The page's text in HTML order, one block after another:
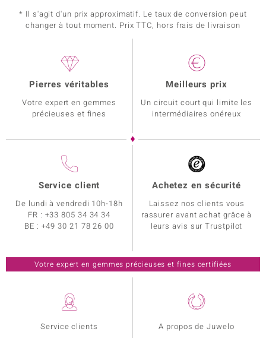
* Il s'agit d'un prix approximatif. Le taux de conversion peut
changer à tout moment. Prix TTC, hors frais de livraison
Service clients
A propos de Juwelo
Pierres véritables
Votre expert en gemmes
précieuses et fines
Meilleurs prix
Un circuit court qui limite les
intermédiaires onéreux
Service client
De lundi à vendredi 10h-18h
FR : +33 805 34 34 34
BE : +49 30 21 78 26 00
Achetez en sécurité
Laissez nos clients vous
rassurer avant achat grâce à
leurs avis sur Trustpilot
Votre expert en gemmes précieuses et fines certifiées